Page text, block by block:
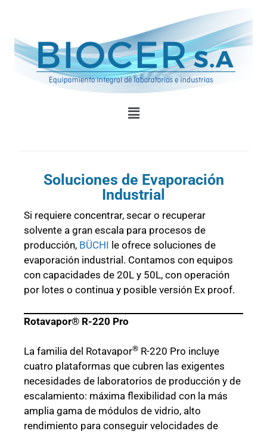
Soluciones de Evaporación
Industrial
Si requiere concentrar, secar o recuperar
solvente a gran escala para procesos de
producción, BÜCHI le ofrece soluciones de
evaporación industrial. Contamos con equipos
con capacidades de 20L y 50L, con operación
por lotes o continua y posible versión Ex proof.
Rotavapor® R-220 Pro
La familia del Rotavapor® R-220 Pro incluye
cuatro plataformas que cubren las exigentes
necesidades de laboratorios de producción y de
escalamiento: máxima flexibilidad con la más
amplia gama de módulos de vidrio, alto
rendimiento para conseguir velocidades de